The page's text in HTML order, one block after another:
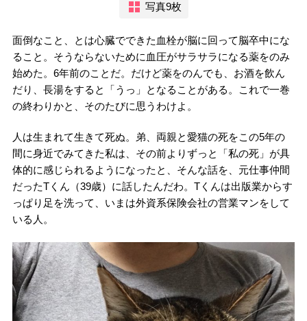
写真9枚
面倒なこと、とは心臓でできた血栓が脳に回って脳卒中にな
ること。そうならないために血圧がサラサラになる薬をのみ
始めた。6年前のことだ。だけど薬をのんでも、お酒を飲ん
だり、長湯をすると「うっ」となることがある。これで一巻
の終わりかと、そのたびに思うわけよ。
人は生まれて生きて死ぬ。弟、両親と愛猫の死をこの5年の
間に身近でみてきた私は、その前よりずっと「私の死」が具
体的に感じられるようになったと、そんな話を、元仕事仲間
だったTくん（39歳）に話したんだわ。Tくんは出版業からす
っぱり足を洗って、いまは外資系保険会社の営業マンをして
いる人。